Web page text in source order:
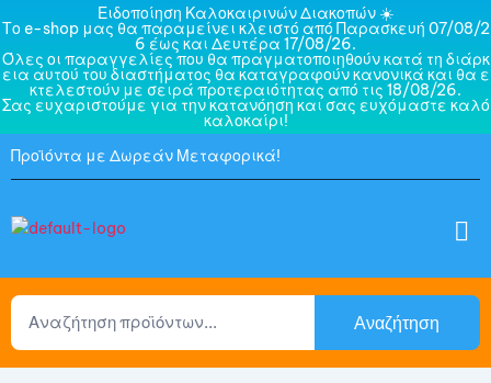
Ειδοποίηση Καλοκαιρινών Διακοπών ☀️
Το e-shop μας θα παραμείνει κλειστό από Παρασκευή 07/08/2
6 έως και Δευτέρα 17/08/26.
Όλες οι παραγγελίες που θα πραγματοποιηθούν κατά τη διάρκ
εια αυτού του διαστήματος θα καταγραφούν κανονικά και θα ε
κτελεστούν με σειρά προτεραιότητας από τις 18/08/26.
Σας ευχαριστούμε για την κατανόηση και σας ευχόμαστε καλό
καλοκαίρι!
Προϊόντα με Δωρεάν Μεταφορικά!
Αναζήτηση